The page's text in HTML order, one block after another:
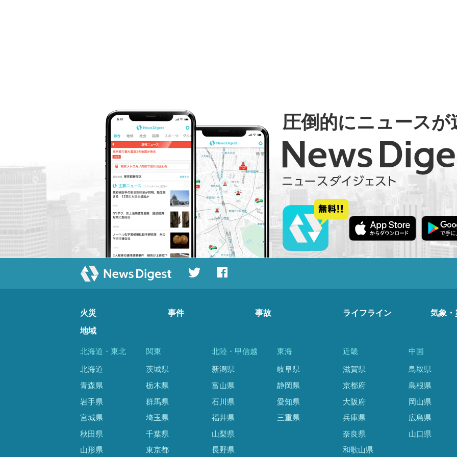
圧倒的にニュースが
火災 事件 事故 ライフライン 気象・
地域
北海道・東北
北海道
青森県
岩手県
宮城県
秋田県
山形県
関東
茨城県
栃木県
群馬県
埼玉県
千葉県
東京都
北陸・甲信越
新潟県
富山県
石川県
福井県
山梨県
長野県
東海
岐阜県
静岡県
愛知県
三重県
近畿
滋賀県
京都府
大阪府
兵庫県
奈良県
和歌山県
中国
鳥取県
島根県
岡山県
広島県
山口県